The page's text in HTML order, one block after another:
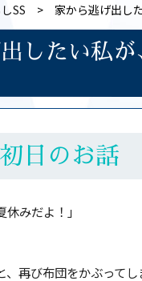
SS 家から逃げ出し
したい私
日のお話
みだよ！」
再び布団をかぶってし